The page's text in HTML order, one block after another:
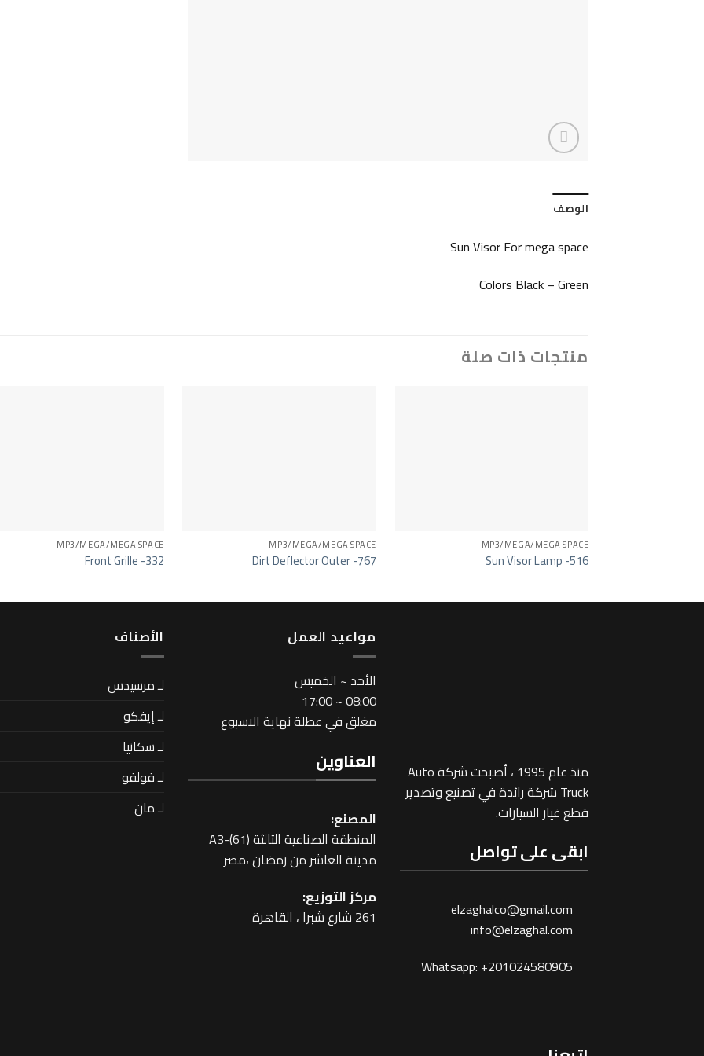
الوصف
Sun Visor For mega space
Colors Black – Green
منتجات ذات صلة
MP3/MEGA/MEGA SPACE
Sun Visor Lamp -516
MP3/MEGA/MEGA SPACE
Dirt Deflector Outer -767
MP3/MEGA/MEGA SPACE
Front Grille -332
منذ عام 1995 ، أصبحت شركة Auto
Truck شركة رائدة في تصنيع وتصدير
قطع غيار السيارات.
ابقى على تواصل
elzaghalco@gmail.com
info@elzaghal.com
Whatsapp: +201024580905
مواعيد العمل
اﻷحد ~ الخميس
08:00 ~ 17:00
مغلق في عطلة نهاية الاسبوع
العناوين
المصنع:
المنطقة الصناعية الثالثة A3-(61)
مدينة العاشر من رمضان ،مصر
مركز التوزيع:
261 شارع شبرا ، القاهرة
اﻷصناف
لـ مرسيدس
لـ إيفكو
لـ سكانيا
لـ فولفو
لـ مان